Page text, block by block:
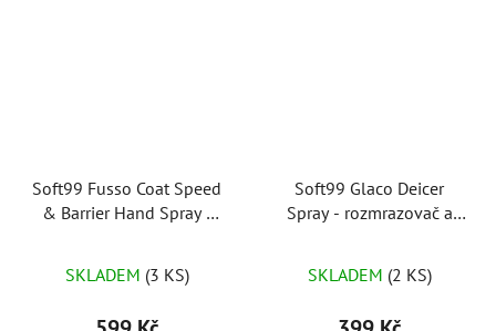
Soft99 Fusso Coat Speed
& Barrier Hand Spray -
SKLADEM (3 KS)
Soft99 Glaco Deicer
Spray - rozmrazovač a
SKLADEM (2 KS)